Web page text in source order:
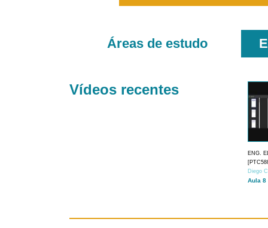
Áreas de estudo
Vídeos recentes
ENG.
Diego
Aula 8